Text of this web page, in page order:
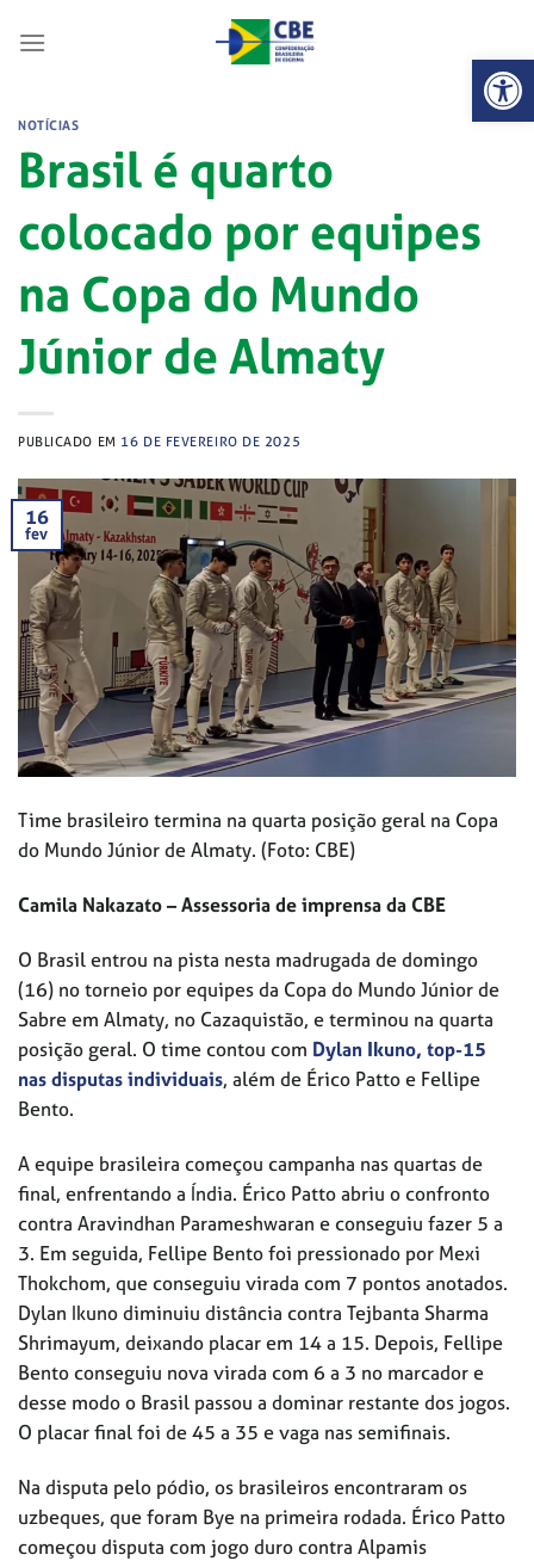
Abrir
NOTÍCIAS
Brasil é quarto
colocado por equipes
na Copa do Mundo
Júnior de Almaty
PUBLICADO EM 16 DE FEVEREIRO DE 2025
16
fev
Time brasileiro termina na quarta posição geral na Copa
do Mundo Júnior de Almaty. (Foto: CBE)
Camila Nakazato – Assessoria de imprensa da CBE
O Brasil entrou na pista nesta madrugada de domingo
(16) no torneio por equipes da Copa do Mundo Júnior de
Sabre em Almaty, no Cazaquistão, e terminou na quarta
posição geral. O time contou com Dylan Ikuno, top-15
nas disputas individuais, além de Érico Patto e Fellipe
Bento.
A equipe brasileira começou campanha nas quartas de
final, enfrentando a Índia. Érico Patto abriu o confronto
contra Aravindhan Parameshwaran e conseguiu fazer 5 a
3. Em seguida, Fellipe Bento foi pressionado por Mexi
Thokchom, que conseguiu virada com 7 pontos anotados.
Dylan Ikuno diminuiu distância contra Tejbanta Sharma
Shrimayum, deixando placar em 14 a 15. Depois, Fellipe
Bento conseguiu nova virada com 6 a 3 no marcador e
desse modo o Brasil passou a dominar restante dos jogos.
O placar final foi de 45 a 35 e vaga nas semifinais.
Na disputa pelo pódio, os brasileiros encontraram os
uzbeques, que foram Bye na primeira rodada. Érico Patto
começou disputa com jogo duro contra Alpamis